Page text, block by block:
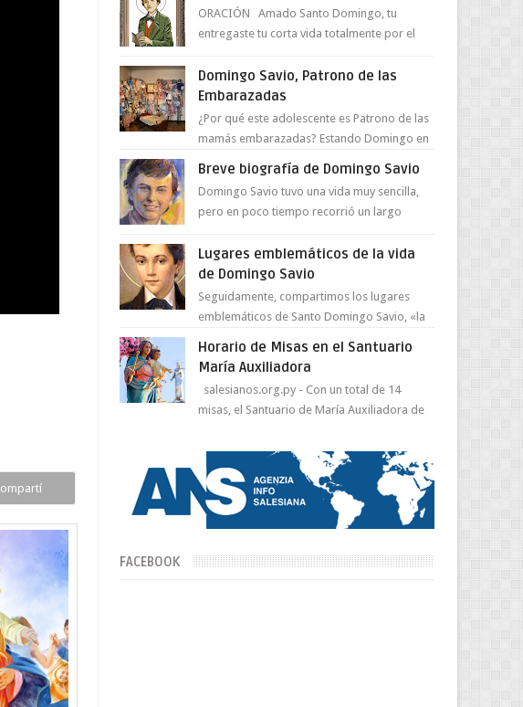
ORACIÓN Amado Santo Domingo, tu
entregaste tu corta vida totalmente por el
juventud para ...
Domingo Savio, Patrono de las
Embarazadas
¿Por qué este adolescente es Patrono de las
mamás embarazadas? Estando Domingo en
el Oratorio en Turín, un día le pide a Don
Breve biografía de Domingo Savio
Domingo Savio tuvo una vida muy sencilla,
pero en poco tiempo recorrió un largo
Espíritu Santo y fr...
Lugares emblemáticos de la vida
de Domingo Savio
Seguidamente, compartimos los lugares
emblemáticos de Santo Domingo Savio, «la
Bosco». San Giovann...
Horario de Misas en el Santuario
María Auxiliadora
salesianos.org.py - Con un total de 14
misas, el Santuario de María Auxiliadora de
Santa Patr...
FACEBOOK